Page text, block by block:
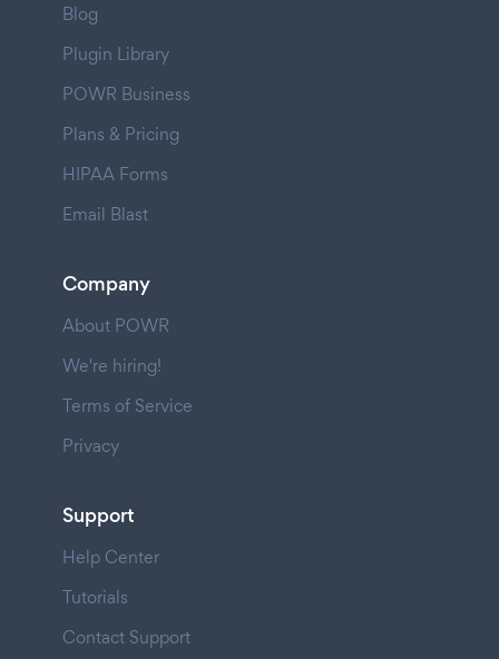
Blog
Plugin Library
POWR Business
Plans & Pricing
HIPAA Forms
Email Blast
Company
About POWR
We're hiring!
Terms of Service
Privacy
Support
Help Center
Tutorials
Contact Support